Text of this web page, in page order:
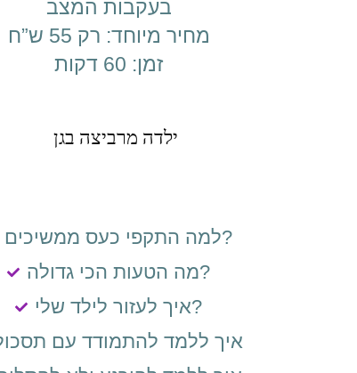
בעקבות המצב
מחיר מיוחד: רק 55 ש”ח
זמן: 60 דקות
למה התקפי כעס ממשיכים?
מה הטעות הכי גדולה?
איך לעזור לילד שלי?
איך ללמד להתמודד עם